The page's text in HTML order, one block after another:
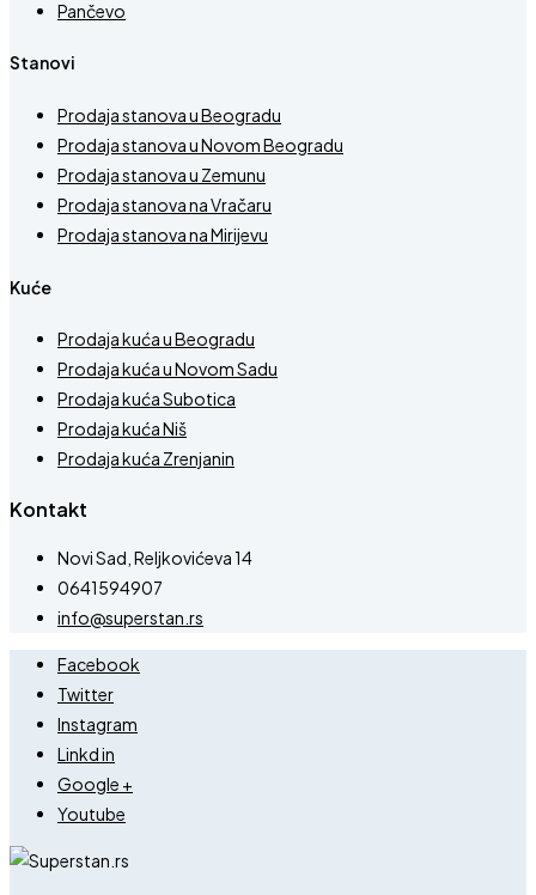
Pančevo
Stanovi
Prodaja stanova u Beogradu
Prodaja stanova u Novom Beogradu
Prodaja stanova u Zemunu
Prodaja stanova na Vračaru
Prodaja stanova na Mirijevu
Kuće
Prodaja kuća u Beogradu
Prodaja kuća u Novom Sadu
Prodaja kuća Subotica
Prodaja kuća Niš
Prodaja kuća Zrenjanin
Kontakt
Novi Sad, Reljkovićeva 14
0641594907
info@superstan.rs
Facebook
Twitter
Instagram
Linkd in
Google +
Youtube